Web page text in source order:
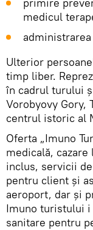
medicul
Ulterior
timp liber.
în cadrul turului
Vorobyovy Gory,
centrul istoric al
Oferta „Imuno
medicală,
inclus, servicii
pentru client și
aeroport, dar și
Imuno turistului
sanitare pentru